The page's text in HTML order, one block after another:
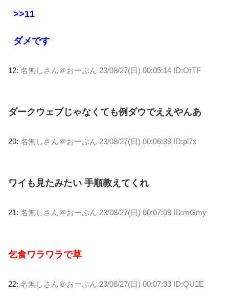
>>11
ダメです
12: 名無しさん＠おーぷん 23/08/27(日) 00:05:14 ID:OrTF
ダークウェブじゃなくても例ダウでええやんあ
20: 名無しさん＠おーぷん 23/08/27(日) 00:06:39 ID:pl7x
ワイも見たみたい 手順教えてくれ
21: 名無しさん＠おーぷん 23/08/27(日) 00:07:09 ID:mGmy
乞食ワラワラで草
22: 名無しさん＠おーぷん 23/08/27(日) 00:07:33 ID:QU1E